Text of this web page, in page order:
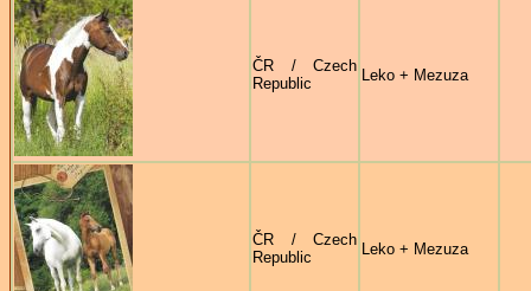
ČR / Czech
Republic
Leko + Mezuza
ČR / Czech
Republic
Leko + Mezuza